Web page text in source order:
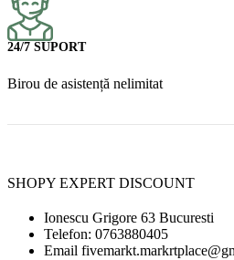
24/7 SUPORT
Birou de asistență nelimitat
SHOPY EXPERT DISCOUNT
Ionescu Grigore 63 Bucuresti
Telefon: 0763880405
Email